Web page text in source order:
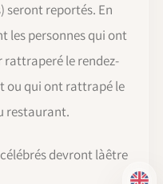
seront reportés. En
les personnes qui ont
rattraperé le rendez-
ou qui ont rattrapé le
restaurant.
devront làêtre